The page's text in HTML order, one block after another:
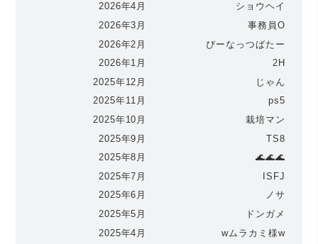
2026年4月
2026年3月
2026年2月
2026年1月
2025年12月
2025年11月
2025年10月
2025年9月
2025年8月
2025年7月
2025年6月
2025年5月
2025年4月
ショウヘイ
事務員O
ぴーなっつばたー
2H
じゃん
ps5
栽培マン
TS8
🌊🌊🌊
ISFJ
ノサ
ドンガメ
wムラカミ様w